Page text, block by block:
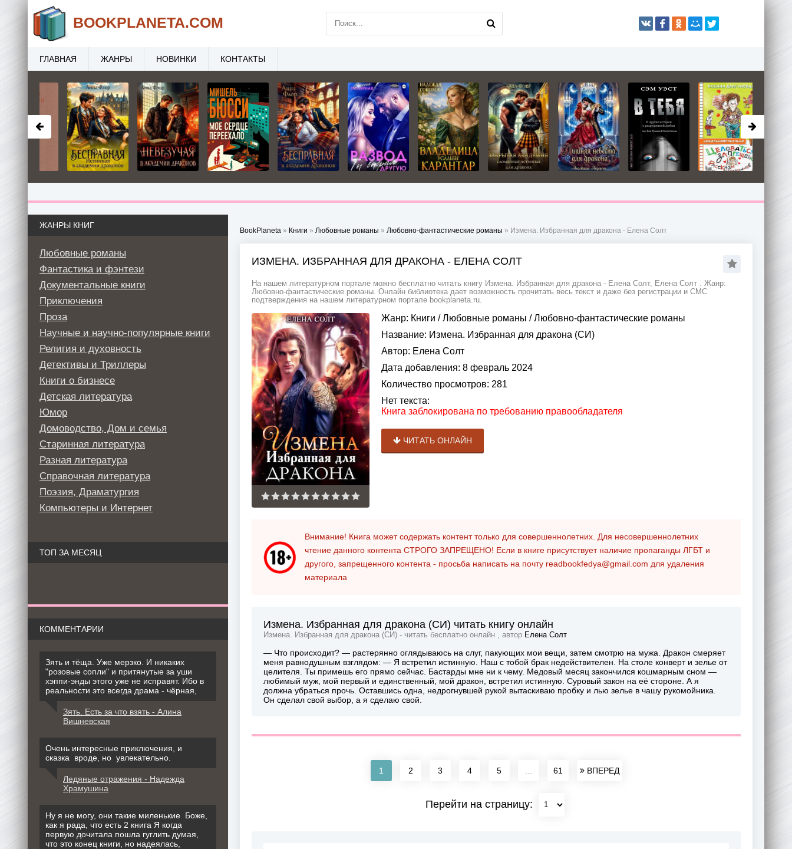
BookPlaneta » Книги » Любовные романы » Любовно-фантастические романы » Измена. Избранная для дракона - Елена Солт
ИЗМЕНА. ИЗБРАННАЯ ДЛЯ ДРАКОНА - ЕЛЕНА СОЛТ
На нашем литературном портале можно бесплатно читать книгу Измена. Избранная для дракона - Елена Солт, Елена Солт . Жанр:
Любовно-фантастические романы. Онлайн библиотека дает возможность прочитать весь текст и даже без регистрации и СМС
подтверждения на нашем литературном портале bookplaneta.ru.
Жанр: Книги /Любовные романы /Любовно-фантастические романы
Название: Измена. Избранная для дракона (СИ)
Автор: Елена Солт
Дата добавления: 8 февраль 2024
Количество просмотров: 281
Нет текста:
Книга заблокирована по требованию правообладателя
ЧИТАТЬ ОНЛАЙН
Внимание! Книга может содержать контент только для совершеннолетних. Для несовершеннолетних
чтение данного контента СТРОГО ЗАПРЕЩЕНО! Если в книге присутствует наличие пропаганды ЛГБТ и
другого, запрещенного контента - просьба написать на почту readbookfedya@gmail.com для удаления
материала
Измена. Избранная для дракона (СИ) читать книгу онлайн
Измена. Избранная для дракона (СИ) - читать бесплатно онлайн , автор Елена Солт
— Что происходит? — растерянно оглядываюсь на слуг, пакующих мои вещи, затем смотрю на мужа. Дракон смеряет
меня равнодушным взглядом: — Я встретил истинную. Наш с тобой брак недействителен. На столе конверт и зелье от
целителя. Ты примешь его прямо сейчас. Бастарды мне ни к чему. Медовый месяц закончился кошмарным сном —
любимый муж, мой первый и единственный, мой дракон, встретил истинную. Суровый закон на её стороне. А я
должна убраться прочь. Оставшись одна, недрогнувшей рукой вытаскиваю пробку и лью зелье в чашу рукомойника.
Он сделал свой выбор, а я сделаю свой.
1 2 3 4 5 61 ВПЕРЕД
Перейти на страницу:
ЖАНРЫ КНИГ
Любовные романы
Фантастика и фэнтези
Документальные книги
Приключения
Проза
Научные и научно-популярные книги
Религия и духовность
Детективы и Триллеры
Книги о бизнесе
Детская литература
Юмор
Домоводство, Дом и семья
Старинная литература
Разная литература
Справочная литература
Поэзия, Драматургия
Компьютеры и Интернет
ТОП ЗА МЕСЯЦ
КОММЕНТАРИИ
Зять и тёща. Уже мерзко. И никаких
"розовые сопли" и притянутые за уши
хэппи-энды этого уже не исправят. Ибо в
реальности это всегда драма - чёрная,
Зять. Есть за что взять - Алина
Вишневская
Очень интересные приключения, и
сказка вроде, но увлекательно.
Ледяные отражения - Надежда
Храмушина
Ну я не могу, они такие миленькие Боже,
как я рада, что есть 2 книга Я когда
первую дочитала пошла гуглить думая,
что это конец книги, но надеялась,
BOOKPLANETA.COM
ГЛАВНАЯ ЖАНРЫ НОВИНКИ КОНТАКТЫ